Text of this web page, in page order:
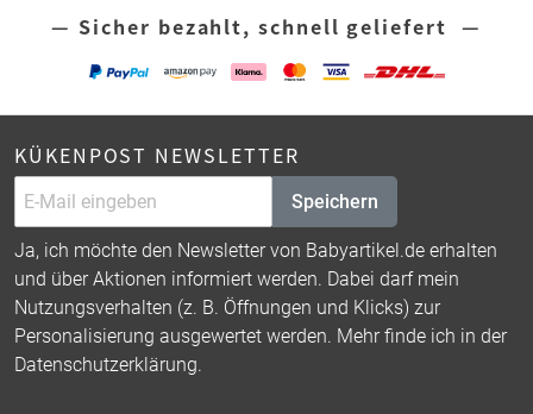
— Sicher bezahlt, schnell geliefert —
KÜKENPOST NEWSLETTER
Speichern
Ja, ich möchte den Newsletter von Babyartikel.de erhalten
und über Aktionen informiert werden. Dabei darf mein
Nutzungsverhalten (z. B. Öffnungen und Klicks) zur
Personalisierung ausgewertet werden. Mehr finde ich in der
Datenschutzerklärung.